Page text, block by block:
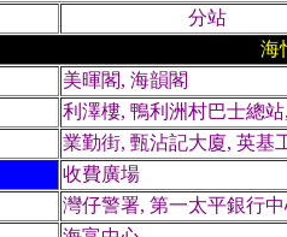
分站
海
美暉閣, 海韻閣
利澤樓, 鴨利洲村巴士總
業勤街, 甄沾記大廈, 英基
收費廣場
灣仔警署, 第一太平銀行